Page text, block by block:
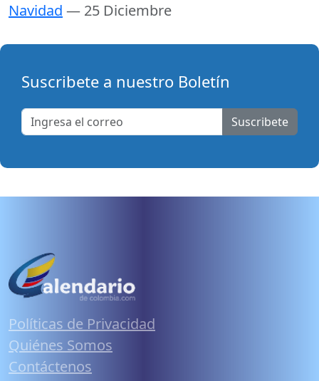
Navidad — 25 Diciembre
Suscribete a nuestro Boletín
Suscribete
Políticas de Privacidad
Quiénes Somos
Contáctenos